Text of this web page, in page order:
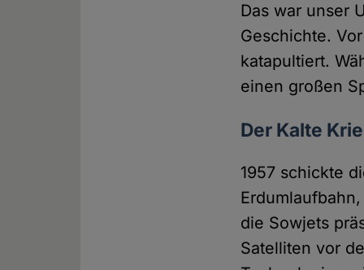
Das war unser
Geschichte.
katapultiert.
einen großen
Der Kalte
1957 schickte
die Sowjets
Satelliten vor